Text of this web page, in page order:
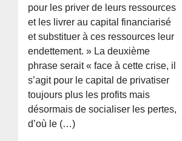
pour les priver de leurs ressources
et les livrer au capital financiarisé
et substituer à ces ressources leur
endettement. » La deuxième
phrase serait « face à cette crise, il
s’agit pour le capital de privatiser
toujours plus les profits mais
désormais de socialiser les pertes,
d’où le (…)